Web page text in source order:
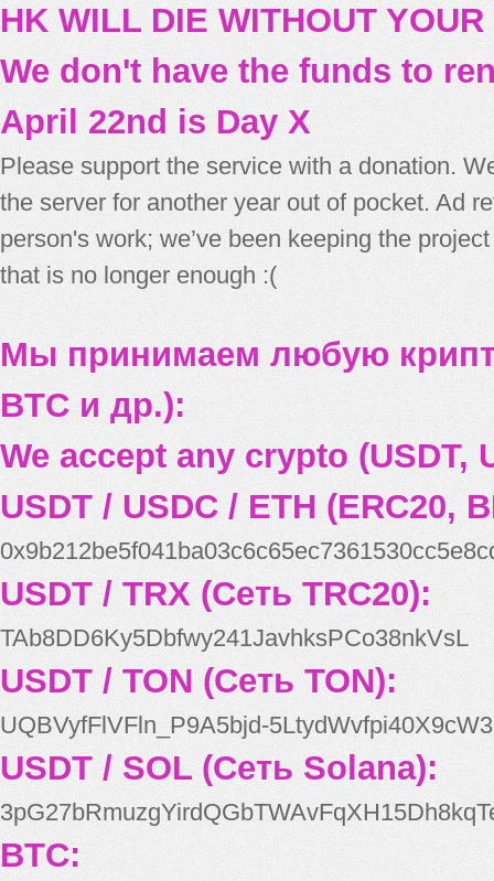
HK WILL DIE WITHOUT
We don't have the funds to
April 22nd is Day X
Please support the service with a donation.
the server for another year out of pocket. Ad
person's work; we’ve been keeping the
that is no longer enough :(
Мы принимаем любую
BTC и др.):
We accept any crypto (USDT,
USDT / USDC / ETH (ERC20,
USDT / TRX (Сеть TRC20):
TAb8DD6Ky5Dbfwy241JavhksPCo38nkVsL
USDT / TON (Сеть TON):
UQBVyfFlVFln_P9A5bjd-
USDT / SOL (Сеть Solana):
BTC: